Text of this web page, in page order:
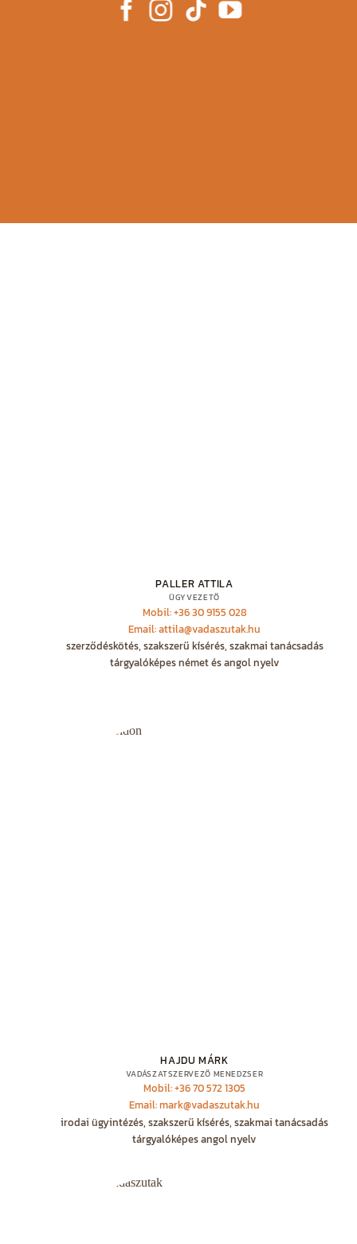
PALLER ATTILA
ÜGYVEZETŐ
Mobil: +36 30 9155 028
Email: attila@vadaszutak.hu
szerződéskötés, szakszerű kísérés, szakmai tanácsadás
tárgyalóképes német és angol nyelv
HAJDU MÁRK
VADÁSZATSZERVEZŐ MENEDZSER
Mobil: +36 70 572 1305
Email: mark@vadaszutak.hu
irodai ügyintézés, szakszerű kísérés, szakmai tanácsadás
tárgyalóképes angol nyelv